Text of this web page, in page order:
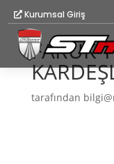
Kurumsal Giriş
FARUK
tarafından